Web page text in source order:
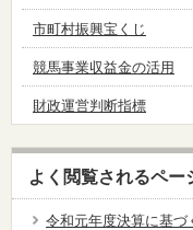
市町村振興宝くじ
競馬事業収益金の活用
財政運営判断指標
よく閲覧されるペー
令和元年度決算に基づ